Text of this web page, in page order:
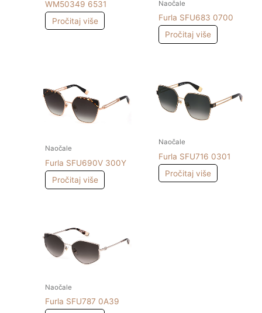
WM50349 6531
Pročitaj više
Naočale
Furla SFU683 0700
Pročitaj više
Naočale
Furla SFU690V 300Y
Pročitaj više
Naočale
Furla SFU716 0301
Pročitaj više
Naočale
Furla SFU787 0A39